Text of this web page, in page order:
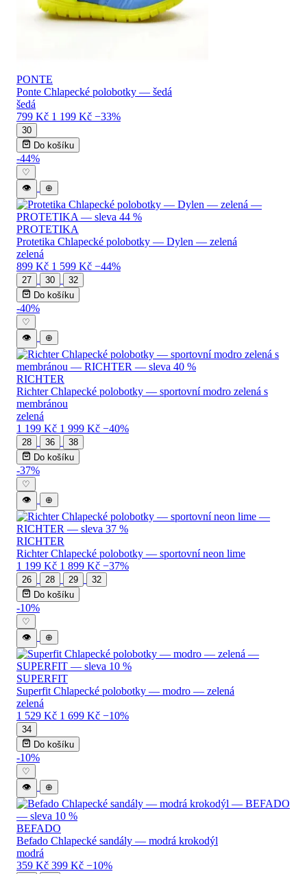
PONTE
Ponte Chlapecké polobotky — šedá
šedá
799 Kč 1 199 Kč −33%
30
Do košíku
-44%
♡
👁
⊕
PROTETIKA
Protetika Chlapecké polobotky — Dylen — zelená
zelená
899 Kč 1 599 Kč −44%
27 30
32
Do košíku
-40%
♡
👁
⊕
RICHTER
Richter Chlapecké polobotky — sportovní modro zelená s
membránou
zelená
1 199 Kč 1 999 Kč −40%
28 36
38
Do košíku
-37%
♡
👁
⊕
RICHTER
Richter Chlapecké polobotky — sportovní neon lime
1 199 Kč 1 899 Kč −37%
26 28 29
32
Do košíku
-10%
♡
👁
⊕
SUPERFIT
Superfit Chlapecké polobotky — modro — zelená
zelená
1 529 Kč 1 699 Kč −10%
34
Do košíku
-10%
♡
👁
⊕
BEFADO
Befado Chlapecké sandály — modrá krokodýl
modrá
359 Kč 399 Kč −10%